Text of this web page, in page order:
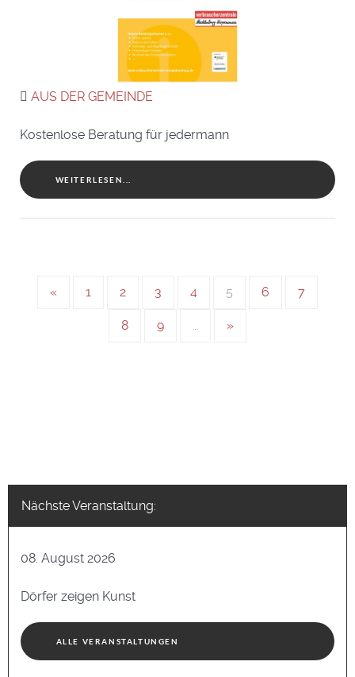
AUS DER GEMEINDE
Kostenlose Beratung für jedermann
WEITERLESEN...
« 1 2 3 4 5 6 7
8 9 … »
Nächste Veranstaltung:
08. August 2026
Dörfer zeigen Kunst
ALLE VERANSTALTUNGEN